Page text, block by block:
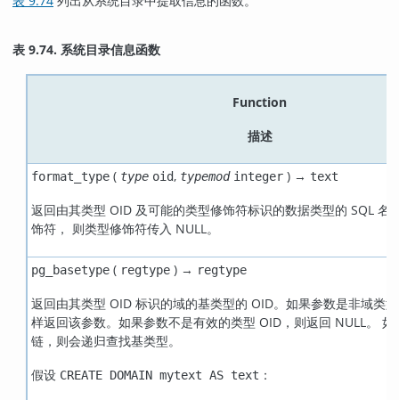
表 9.74. 系统目录信息函数
Function
描述
format_type( type oid, typemod integer) → text
返回由其类型 OID 及可能的类型修饰符标识的数据类型的 SQL 名
饰符， 则类型修饰符传入 NULL。
pg_basetype( regtype) → regtype
返回由其类型 OID 标识的域的基类型的 OID。如果参数是非域类
样返回该参数。如果参数不是有效的类型 OID，则返回 NULL。 如
链，则会递归查找基类型。
假设 CREATE DOMAIN mytext AS text ：